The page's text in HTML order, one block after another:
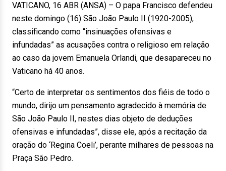
VATICANO, 16 ABR (ANSA) – O papa Francisco defendeu
neste domingo (16) São João Paulo II (1920-2005),
classificando como “insinuações ofensivas e
infundadas” as acusações contra o religioso em relação
ao caso da jovem Emanuela Orlandi, que desapareceu no
Vaticano há 40 anos.
“Certo de interpretar os sentimentos dos fiéis de todo o
mundo, dirijo um pensamento agradecido à memória de
São João Paulo II, nestes dias objeto de deduções
ofensivas e infundadas”, disse ele, após a recitação da
oração do ‘Regina Coeli’, perante milhares de pessoas na
Praça São Pedro.